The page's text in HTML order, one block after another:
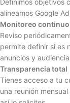
Definimos objetivos
alineamos Google
Monitoreo continuo
Reviso
permite definir si es
anuncios y
Transparencia total
Tienes acceso a tu
una reunión